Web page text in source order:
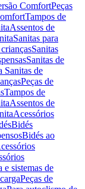
ComfortPeças
Tampos de
Assentos de
Sanitas para
Sanitas
Sanitas de
Sanitas de
Peças de
Tampos de
Assentos de
Acessórios
Bidés
Bidés ao
e sistemas de
Peças de